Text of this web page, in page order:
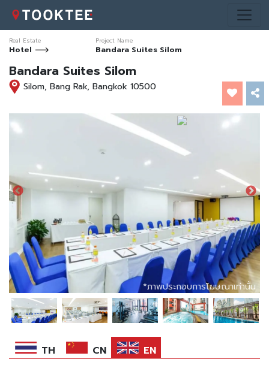
Real Estate
Hotel
Project Name
Bandara Suites Silom
Bandara Suites Silom
Silom, Bang Rak, Bangkok 10500
*ภาพประกอบการโฆษณาเท่านั้น
*ภาพประกอบการโฆษณาเท่านั้น
*ภาพประกอบการโฆษณาเท่านั้น
*ภาพประกอบการโฆษณาเท่านั้น
*ภาพประกอบการโฆษณาเท่านั้น
เท่านั้น
เท่านั้น
เท่านั้น
เท่านั้น
เท่านั้น
เท่านั้น
เท่านั้น
เท่านั้น
เท่านั้น
เท่านั้น
เท่านั้น
เท่านั้น
TH CN
EN